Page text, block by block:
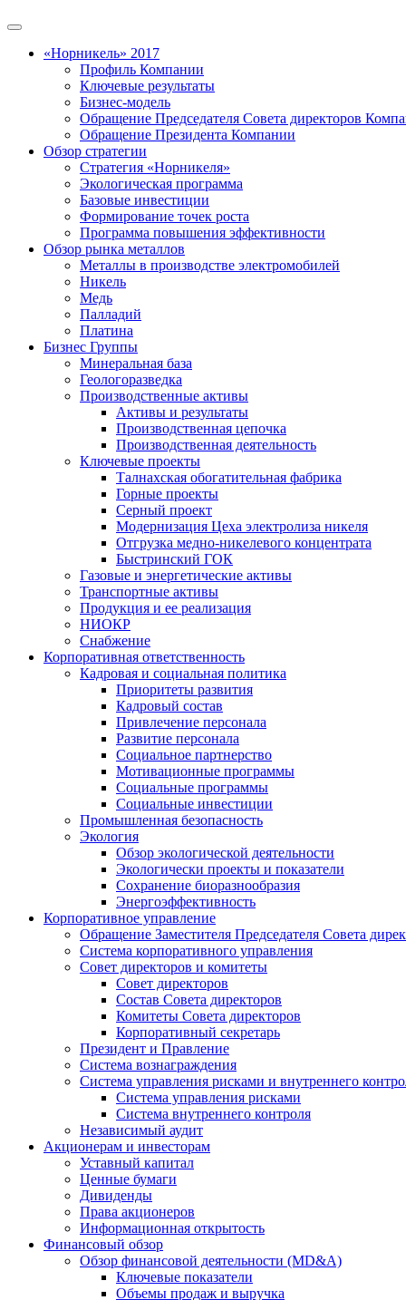
«Норникель» 2017
Профиль Компании
Ключевые результаты
Бизнес-модель
Обращение Председателя Совета директоров
Обращение Президента Компании
Обзор стратегии
Стратегия «Норникеля»
Экологическая программа
Базовые инвестиции
Формирование точек роста
Программа повышения эффективности
Обзор рынка металлов
Металлы в производстве электромобилей
Никель
Медь
Палладий
Платина
Бизнес Группы
Минеральная база
Геологоразведка
Производственные активы
Активы и результаты
Производственная цепочка
Производственная деятельность
Ключевые проекты
Талнахская обогатительная фабрика
Горные проекты
Серный проект
Модернизация Цеха электролиза никеля
Отгрузка медно-никелевого концентрата
Быстринский ГОК
Газовые и энергетические активы
Транспортные активы
Продукция и ее реализация
НИОКР
Снабжение
Корпоративная ответственность
Кадровая и социальная политика
Приоритеты развития
Кадровый состав
Привлечение персонала
Развитие персонала
Социальное партнерство
Мотивационные программы
Социальные программы
Социальные инвестиции
Промышленная безопасность
Экология
Обзор экологической деятельности
Экологически проекты и показатели
Сохранение биоразнообразия
Энергоэффективность
Корпоративное управление
Обращение Заместителя Председателя Совета
Система корпоративного управления
Совет директоров и комитеты
Совет директоров
Состав Совета директоров
Комитеты Совета директоров
Корпоративный секретарь
Президент и Правление
Система вознаграждения
Система управления рисками и внутреннего
Система управления рисками
Система внутреннего контроля
Независимый аудит
Акционерам и инвесторам
Уставный капитал
Ценные бумаги
Дивиденды
Права акционеров
Информационная открытость
Финансовый обзор
Обзор финансовой деятельности (MD&A)
Ключевые показатели
Объемы продаж и выручка